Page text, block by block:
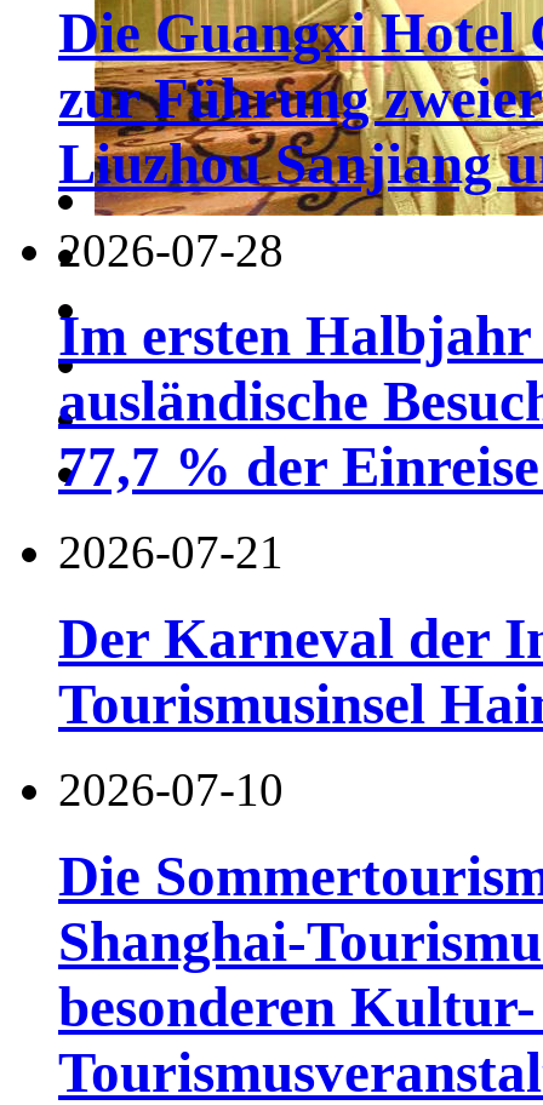
Die Guangxi Hotel
zur Führung
Liuzhou Sanjiang
2026-07-28
Im ersten
ausländische
77,7 % der
2026-07-21
Der Karneval der
Tourismusinsel
2026-07-10
Die
Shanghai-
besonderen